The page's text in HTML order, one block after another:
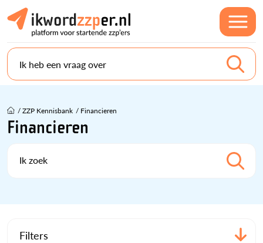
Ik heb een vraag over
/ZZP Kennisbank / Financieren
Financieren
Ik zoek
Filters